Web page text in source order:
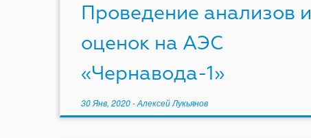
Проведение анализов и
оценок на АЭС
«Чернавода-1»
30 Янв, 2020 -Алексей Лукьянов